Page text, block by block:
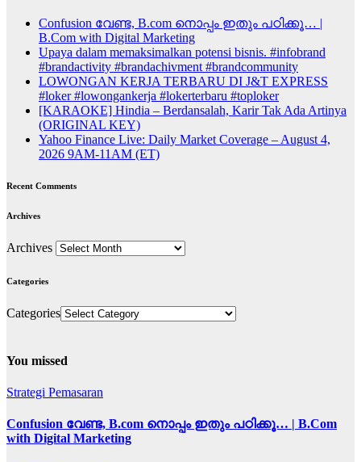
Confusion വേണ്ട, B.com നൊപ്പം ഇതും പഠിക്കൂ… |
B.Com with Digital Marketing
Upaya dalam memaksimalkan potensi bisnis. #infobrand
#brandactivity #brandachivment #brandcommunity
LOWONGAN KERJA TERBARU DI J&T EXPRESS
#loker #lowongankerja #lokerterbaru #toploker
[KARAOKE] Hindia – Berdansalah, Karir Tak Ada Artinya
(ORIGINAL KEY)
Yahoo Finance Live: Daily Market Coverage – August 4,
2026 9AM-11AM (ET)
Recent Comments
Archives
Archives
Categories
Categories
You missed
Strategi Pemasaran
Confusion വേണ്ട, B.com നൊപ്പം ഇതും പഠിക്കൂ… | B.Com
with Digital Marketing